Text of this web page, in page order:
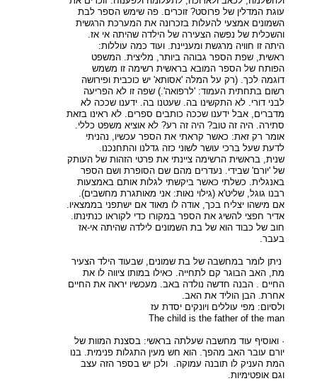
עוגת המדלין של פרוסט? זוכרים. פה שימש הספר לבת
השמונים אמצעי להעלות בזכרונה את המערכת הרגשית
והשכלית של נפשה הצעירה של הילדה שהיתה אי אז.
היתה זו חוויה מרגשת ומעניינת. ועוד כמה עוללות:
ראשית, שפת הספר גבוהה ביותר, מליצית. המשפט
הפותח של הספר המובא בראשית רשימה זו משמש
דוגמה לכך. (רק על המלה 'אסותא' יש כוכבית ופירושה
רשום בתחתית העמוד: 'לרפואה'.) שפה זו לא הפריעה
לבני דורי. לא התקשינו בה. שעטנו בה. ידענו שככה לא
מדברים, אבל ידענו שככה כותבים ספרים. לא ראינו בזאת
סתירה. היה זה טוב? היה זה רע? לא אוציא משפט כללי.
אומר רק זאת: כאשר קראתי את הספר עכשיו, נהניתי
לדעת שעל ברכי עושר לשוני כזה גדלנו והתחנכנו.
שנית, בראשית הרשימה ציינתי את פרטי הזהות של העותק
של 'יורם' שבידי. נעדרים מהם שם הסופרת ושם הספר
באנגלית. כשלתי כאשר ביקשתי לגלות אותם באמצעות
רבנו גוגל, שליט'א (גילוי נאות: אני מאותגרת מחשבים).
אם מישהו יצליח בכך, אודה לו מאוד אם ישתפני בממצאיו.
אדיר חפצי להשיג את הספר במקורו כדי לקוראו כנתינתו.
חוב של כבוד הוא של בת השמונים לילדה שהיתה אי-אז
בעבר.
ניתן לומר במחשבה של בת שמונים, שבעוד הילד הצעיר
מת, האב הבוגר קם לתחייה. כאילו במותו ציווה לו את
החיים . הבנה חדשה נולדה באב. מעכשיו יראה את החיים
אחרת. הבן הוליד את האב.
ולסיום: מפי עוללים ויונקים יסדת עז
The child is the father of the man
· ואוסיף עוד מחשבה שעלתה בראשי: בסצנת המוות של
יורם עובר האב מהפך. הוא חש מעין התגלות פנימית. בנו
המת העניק לו תובנה עמוקה. ולכן יש בספר הזה עצב
וגם אופטימיות.